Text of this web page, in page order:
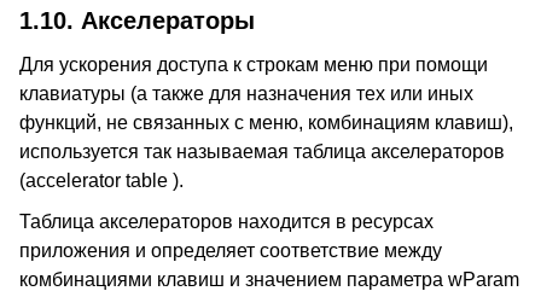
1.10. Акселераторы
Для ускорения доступа к строкам меню при помощи
клавиатуры (а также для назначения тех или иных
функций, не связанных с меню, комбинациям клавиш),
используется так называемая таблица акселераторов
(accelerator table ).
Таблица акселераторов находится в ресурсах
приложения и определяет соответствие между
комбинациями клавиш и значением параметра wParam